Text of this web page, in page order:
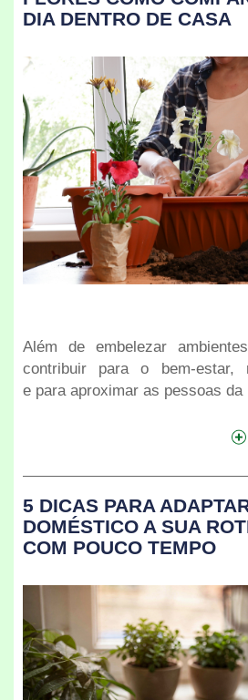
DIA DENTRO DE CASA
Além de embelezar
contribuir para o bem-estar,
e para aproximar as pessoas da
5 DICAS PARA
DOMÉSTICO A SUA
COM POUCO TEMPO